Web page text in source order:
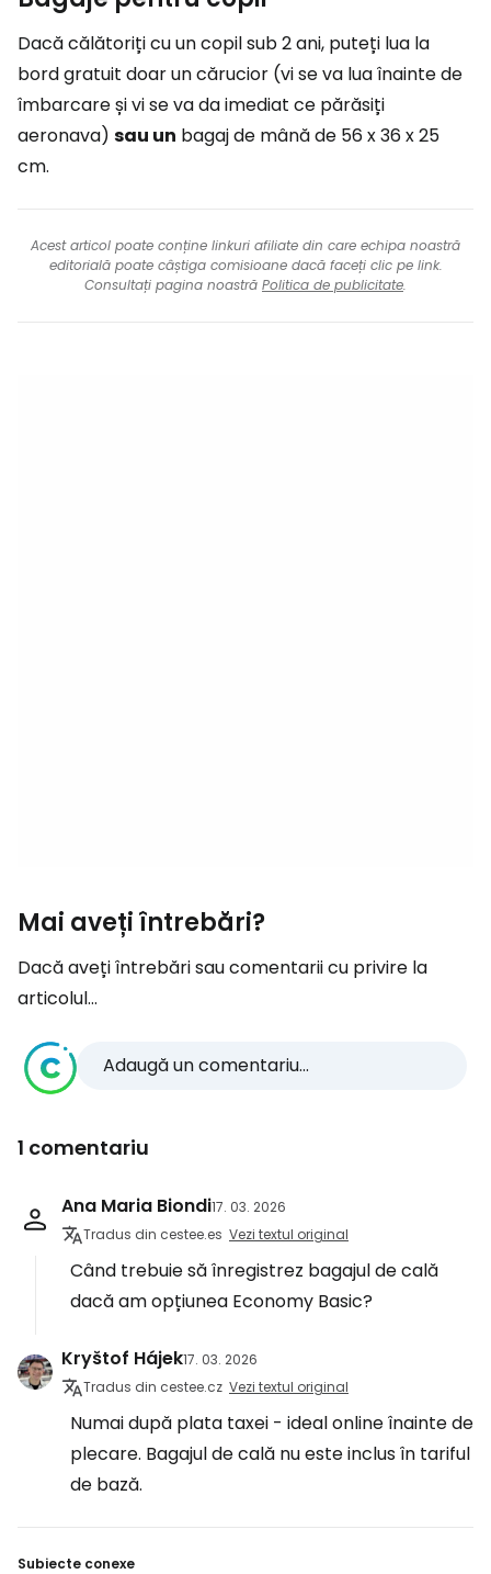
Dacă călătoriți cu un copil sub 2 ani, puteți lua la
bord gratuit doar un cărucior (vi se va lua înainte de
îmbarcare și vi se va da imediat ce părăsiți
aeronava) sau un bagaj de mână de 56 x 36 x 25
cm.
Acest articol poate conține linkuri afiliate din care echipa noastră
editorială poate câștiga comisioane dacă faceți clic pe link.
Consultați pagina noastră Politica de publicitate.
Mai aveți întrebări?
Dacă aveți întrebări sau comentarii cu privire la
articolul...
Adaugă un comentariu...
1 comentariu
Ana Maria Biondi17. 03. 2026
Tradus din cestee.es Vezi textul original
Când trebuie să înregistrez bagajul de cală
dacă am opțiunea Economy Basic?
Kryštof Hájek17. 03. 2026
Tradus din cestee.cz Vezi textul original
Numai după plata taxei - ideal online înainte de
plecare. Bagajul de cală nu este inclus în tariful
de bază.
Subiecte conexe